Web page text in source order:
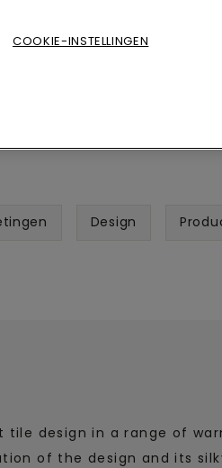
Design
design in a range of
of the design and its
COOKIE-INSTELLINGEN